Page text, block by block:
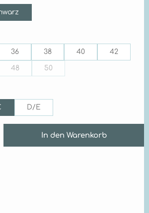
36 38 40 42
48 50
D/E
Gib den gewünschten Wert
In den Warenkorb